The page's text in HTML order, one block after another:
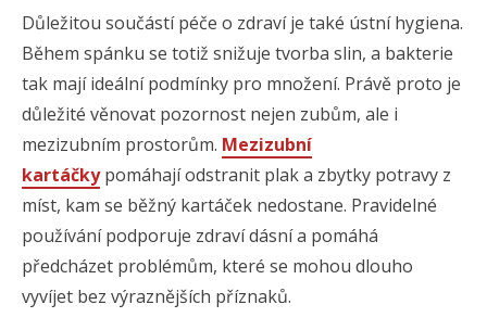
Důležitou součástí péče o zdraví je také ústní hygiena.
Během spánku se totiž snižuje tvorba slin, a bakterie
tak mají ideální podmínky pro množení. Právě proto je
důležité věnovat pozornost nejen zubům, ale i
mezizubním prostorům. Mezizubní
kartáčkypomáhají odstranit plak a zbytky potravy z
míst, kam se běžný kartáček nedostane. Pravidelné
používání podporuje zdraví dásní a pomáhá
předcházet problémům, které se mohou dlouho
vyvíjet bez výraznějších příznaků.